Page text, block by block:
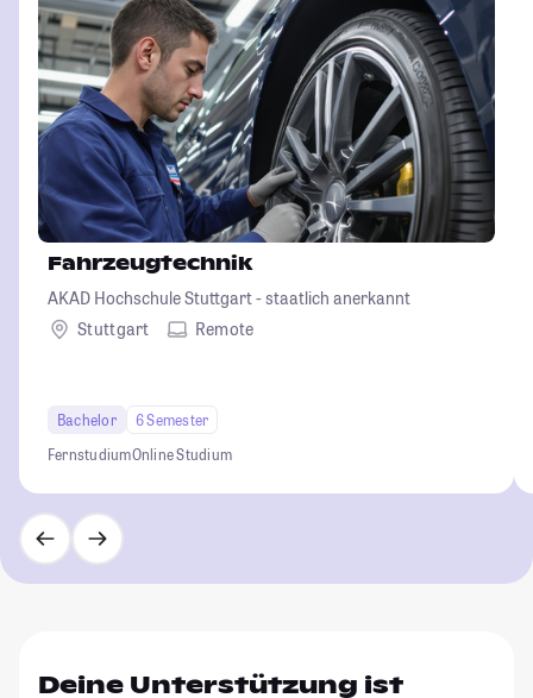
Fahrzeugtechnik
AKAD Hochschule Stuttgart - staatlich anerkannt
Stuttgart
Remote
Bachelor
6 Semester
FernstudiumOnline Studium
Deine Unterstützung ist